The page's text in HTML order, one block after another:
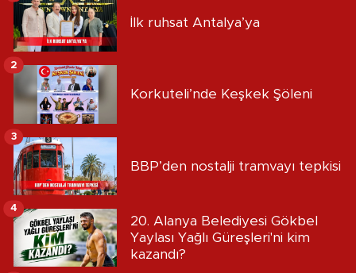
İlk ruhsat Antalya’ya
Korkuteli’nde Keşkek Şöleni
2
BBP’den nostalji tramvayı tepkisi
3
20. Alanya Belediyesi Gökbel
Yaylası Yağlı Güreşleri'ni kim
kazandı?
4